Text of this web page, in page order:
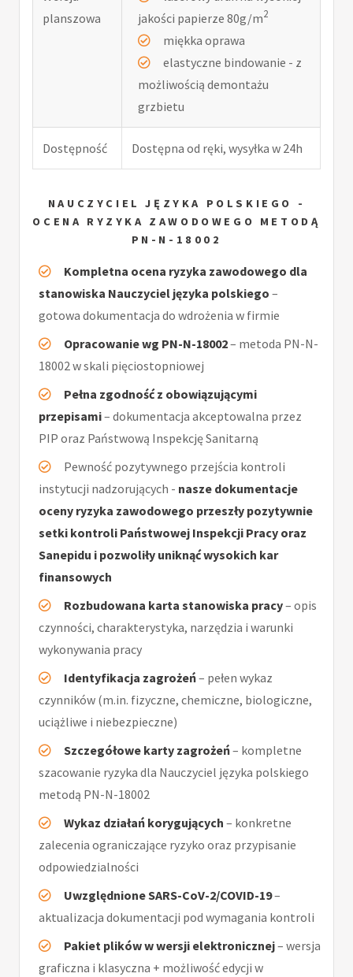
planszowa
jakości papierze 80g/m2
miękka oprawa
elastyczne bindowanie - z
możliwością demontażu
grzbietu
Dostępność Dostępna od ręki, wysyłka w 24h
NAUCZYCIEL JĘZYKA POLSKIEGO -
OCENA RYZYKA ZAWODOWEGO METODĄ
PN-N-18002
Kompletna ocena ryzyka zawodowego dla
stanowiska Nauczyciel języka polskiego –
gotowa dokumentacja do wdrożenia w firmie
Opracowanie wg PN-N-18002– metoda PN-N-
18002 w skali pięciostopniowej
Pełna zgodność z obowiązującymi
przepisami– dokumentacja akceptowalna przez
PIP oraz Państwową Inspekcję Sanitarną
Pewność pozytywnego przejścia kontroli
instytucji nadzorujących - nasze dokumentacje
oceny ryzyka zawodowego przeszły pozytywnie
setki kontroli Państwowej Inspekcji Pracy oraz
Sanepidu i pozwoliły uniknąć wysokich kar
finansowych
Rozbudowana karta stanowiska pracy– opis
czynności, charakterystyka, narzędzia i warunki
wykonywania pracy
Identyfikacja zagrożeń– pełen wykaz
czynników (m.in. fizyczne, chemiczne, biologiczne,
uciążliwe i niebezpieczne)
Szczegółowe karty zagrożeń– kompletne
szacowanie ryzyka dla Nauczyciel języka polskiego
metodą PN-N-18002
Wykaz działań korygujących – konkretne
zalecenia ograniczające ryzyko oraz przypisanie
odpowiedzialności
Uwzględnione SARS-CoV-2/COVID-19–
aktualizacja dokumentacji pod wymagania kontroli
Pakiet plików w wersji elektronicznej– wersja
graficzna i klasyczna + możliwość edycji w